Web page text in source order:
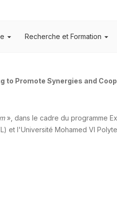
Recherche et Formation
to Promote Synergies and
», dans le cadre du programme
et l'Université Mohamed VI